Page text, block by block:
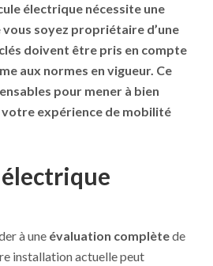
électrique nécessite une
soyez propriétaire d’une
doivent être pris en compte
aux normes en vigueur. Ce
pour mener à bien
expérience de mobilité
à une évaluation complètede
installation actuelle peut